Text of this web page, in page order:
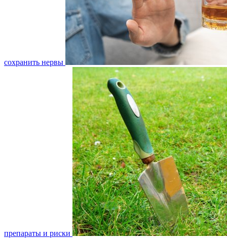
сохранить нервы
препараты и риски